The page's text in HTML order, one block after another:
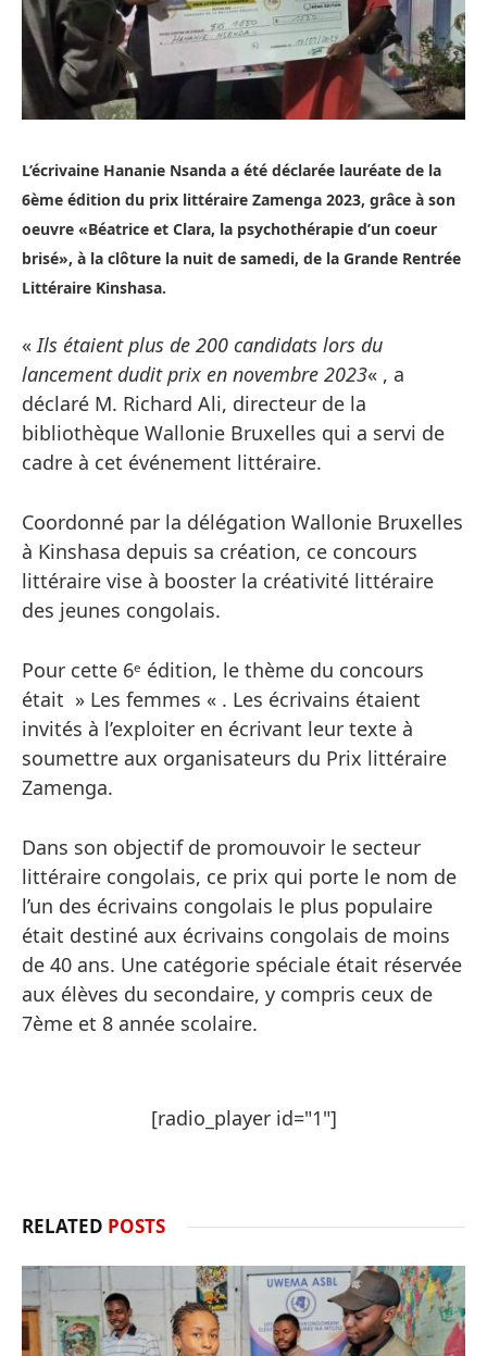
L’écrivaine Hananie Nsanda a été déclarée lauréate de la
6ème édition du prix littéraire Zamenga 2023, grâce à son
oeuvre «Béatrice et Clara, la psychothérapie d’un coeur
brisé», à la clôture la nuit de samedi, de la Grande Rentrée
Littéraire Kinshasa.
«Ils étaient plus de 200 candidats lors du
lancement dudit prix en novembre 2023« , a
déclaré M. Richard Ali, directeur de la
bibliothèque Wallonie Bruxelles qui a servi de
cadre à cet événement littéraire.
Coordonné par la délégation Wallonie Bruxelles
à Kinshasa depuis sa création, ce concours
littéraire vise à booster la créativité littéraire
des jeunes congolais.
Pour cette 6ᵉ édition, le thème du concours
était » Les femmes « . Les écrivains étaient
invités à l’exploiter en écrivant leur texte à
soumettre aux organisateurs du Prix littéraire
Zamenga.
Dans son objectif de promouvoir le secteur
littéraire congolais, ce prix qui porte le nom de
l’un des écrivains congolais le plus populaire
était destiné aux écrivains congolais de moins
de 40 ans. Une catégorie spéciale était réservée
aux élèves du secondaire, y compris ceux de
7ème et 8 année scolaire.
[radio_player id="1"]
RELATED POSTS